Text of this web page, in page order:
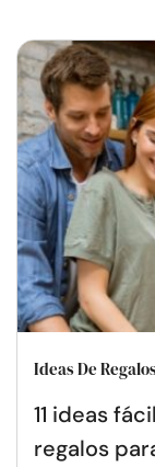
Ideas De
11 ideas
regalos